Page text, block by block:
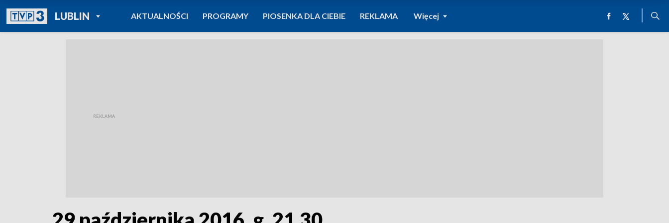
LUBLINPOWRÓT DO
TVP REGIONY
AKTUALNOŚCI PROGRAMY PIOSENKA DLA CIEBIE REKLAMA Więcej